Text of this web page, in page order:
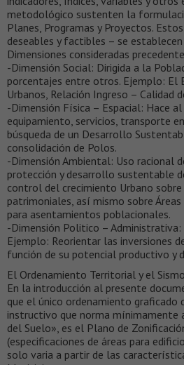
metodológico sustenten la
Planes, Programas y Proyectos.
deseables y factibles – se
Dimensiones consideradas
-Dimensión Social: Dirigida a la
porcentajes entre otros. Ejemplo: El
Urbanos, Relación Ingreso – Calidad
-Dimensión Física – Espacial: Hace
equipamiento, servicios, transporte
búsqueda de un Desarrollo
consolidación de Polos.
-Dimensión Ambiental: Uso racional
protección y desarrollo sustentable
control del crecimiento Urbano sobre
patrimoniales, así mismo sobre Áreas
para asentamientos poblacionales.
-Dimensión Politico –
Ejemplo: Reorientar las inversiones
función de su potencial productivo y
El Ordenamiento Territorial y el Sismo
En la introducción al presente
que el único ordenamiento graficado
instructivo que norma mínimamente
del Suelo», es el Plano de
(especificaciones de áreas para
solo varia a partir de las